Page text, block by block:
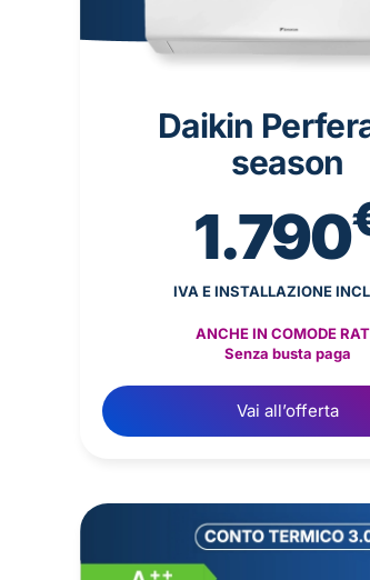
Daikin
season
1.790
IVA E INSTALLAZIONE
ANCHE IN COMODE
Senza busta paga
Vai all’offerta